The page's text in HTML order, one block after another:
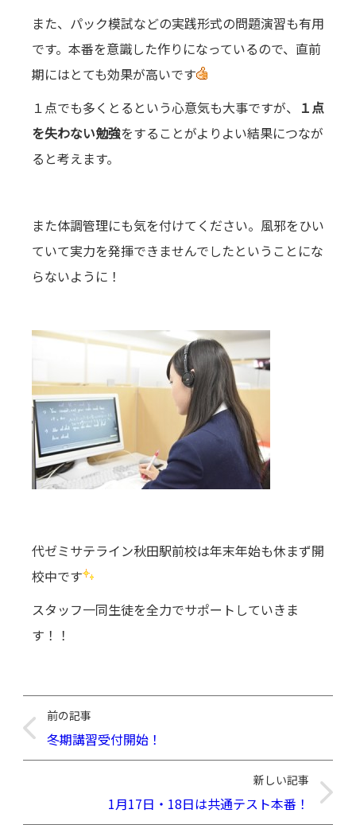
また、パック模試などの実践形式の問題演習も有用
です。本番を意識した作りになっているので、直前
期にはとても効果が高いです
１点でも多くとるという心意気も大事ですが、
１点
を失わない勉強をすることがよりよい結果につなが
ると考えます。
また体調管理にも気を付けてください。風邪をひい
ていて実力を発揮できませんでしたということにな
らないように！
代ゼミサテライン秋田駅前校は年末年始も休まず開
校中です
スタッフ一同生徒を全力でサポートしていきま
す！！
前の記事
冬期講習受付開始！
新しい記事
1月17日・18日は共通テスト本番！